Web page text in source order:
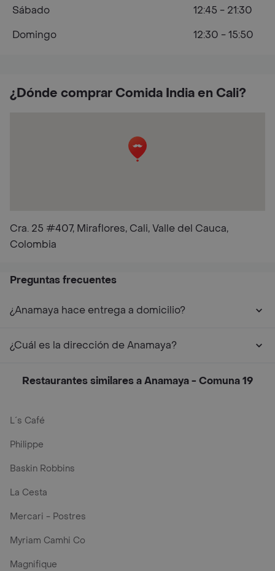
¿Dónde comprar Comida India en Cali?
Cra. 25 #407, Miraflores, Cali, Valle del Cauca,
Colombia
Sábado
12:45 - 21:30
Domingo
12:30 - 15:50
Preguntas frecuentes
¿Anamaya hace entrega a domicilio?
¿Cuál es la dirección de Anamaya?
Restaurantes similares a Anamaya - Comuna 19
L´s Café
Philippe
Baskin Robbins
La Cesta
Mercari - Postres
Myriam Camhi Co
Magnifique